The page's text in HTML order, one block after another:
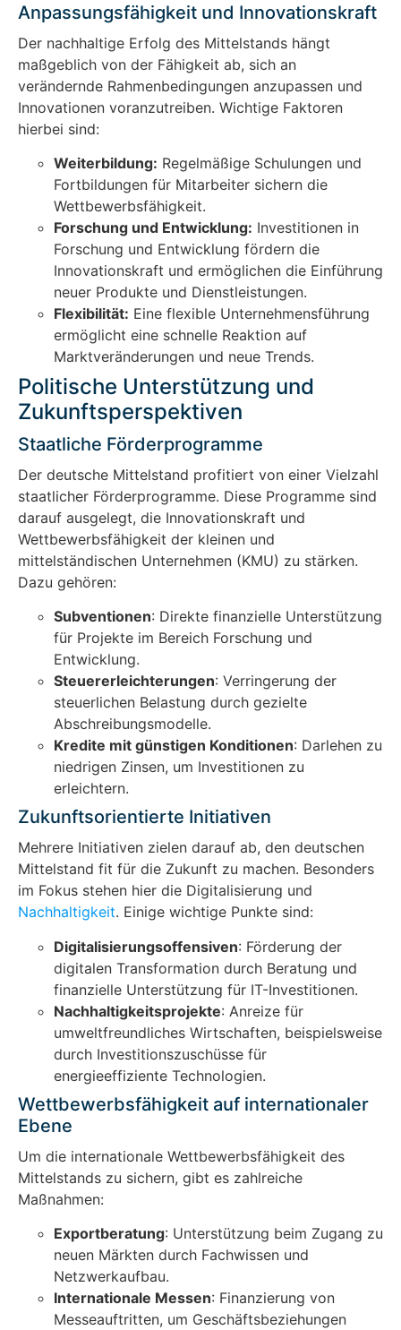
Anpassungsfähigkeit und Innovationskraft
Der nachhaltige Erfolg des Mittelstands hängt
maßgeblich von der Fähigkeit ab, sich an
verändernde Rahmenbedingungen anzupassen und
Innovationen voranzutreiben. Wichtige Faktoren
hierbei sind:
Weiterbildung: Regelmäßige Schulungen und
Fortbildungen für Mitarbeiter sichern die
Wettbewerbsfähigkeit.
Forschung und Entwicklung: Investitionen in
Forschung und Entwicklung fördern die
Innovationskraft und ermöglichen die Einführung
neuer Produkte und Dienstleistungen.
Flexibilität: Eine flexible Unternehmensführung
ermöglicht eine schnelle Reaktion auf
Marktveränderungen und neue Trends.
Politische Unterstützung und
Zukunftsperspektiven
Staatliche Förderprogramme
Der deutsche Mittelstand profitiert von einer Vielzahl
staatlicher Förderprogramme. Diese Programme sind
darauf ausgelegt, die Innovationskraft und
Wettbewerbsfähigkeit der kleinen und
mittelständischen Unternehmen (KMU) zu stärken.
Dazu gehören:
Subventionen: Direkte finanzielle Unterstützung
für Projekte im Bereich Forschung und
Entwicklung.
Steuererleichterungen: Verringerung der
steuerlichen Belastung durch gezielte
Abschreibungsmodelle.
Kredite mit günstigen Konditionen: Darlehen zu
niedrigen Zinsen, um Investitionen zu
erleichtern.
Zukunftsorientierte Initiativen
Mehrere Initiativen zielen darauf ab, den deutschen
Mittelstand fit für die Zukunft zu machen. Besonders
im Fokus stehen hier die Digitalisierung und
Nachhaltigkeit. Einige wichtige Punkte sind:
Digitalisierungsoffensiven: Förderung der
digitalen Transformation durch Beratung und
finanzielle Unterstützung für IT-Investitionen.
Nachhaltigkeitsprojekte: Anreize für
umweltfreundliches Wirtschaften, beispielsweise
durch Investitionszuschüsse für
energieeffiziente Technologien.
Wettbewerbsfähigkeit auf internationaler
Ebene
Um die internationale Wettbewerbsfähigkeit des
Mittelstands zu sichern, gibt es zahlreiche
Maßnahmen:
Exportberatung: Unterstützung beim Zugang zu
neuen Märkten durch Fachwissen und
Netzwerkaufbau.
Internationale Messen: Finanzierung von
Messeauftritten, um Geschäftsbeziehungen